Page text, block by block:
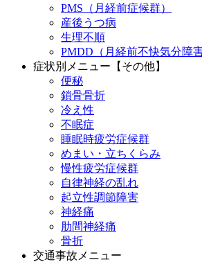
PMS（月経前症候群）
産後うつ病
生理不順
PMDD（月経前不快気分障害
症状別メニュー【その他】
便秘
鎖骨骨折
冷え性
不眠症
睡眠時疲労症候群
めまい・立ちくらみ
慢性疲労症候群
自律神経の乱れ
起立性調節障害
神経痛
肋間神経痛
骨折
交通事故メニュー